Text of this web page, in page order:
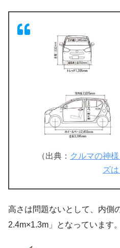
（出典： クルマの神
ズは
高さは問題ないとして、内側
2.4m×1.3m」となっています。